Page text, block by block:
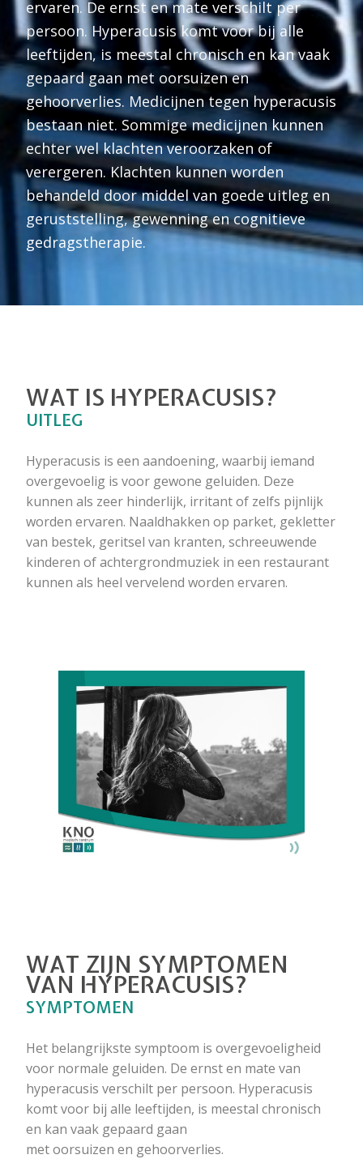
ervaren. De ernst en mate verschilt per
persoon. Hyperacusis komt voor bij alle
leeftijden, is meestal chronisch en kan vaak
gepaard gaan met oorsuizen en
gehoorverlies. Medicijnen tegen hyperacusis
bestaan niet. Sommige medicijnen kunnen
echter wel klachten veroorzaken of
verergeren. Klachten kunnen worden
behandeld door middel van goede uitleg en
geruststelling, gewenning en cognitieve
gedragstherapie.
WAT IS HYPERACUSIS?
UITLEG
Hyperacusis is een aandoening, waarbij iemand
overgevoelig is voor gewone geluiden. Deze
kunnen als zeer hinderlijk, irritant of zelfs pijnlijk
worden ervaren. Naaldhakken op parket, gekletter
van bestek, geritsel van kranten, schreeuwende
kinderen of achtergrondmuziek in een restaurant
kunnen als heel vervelend worden ervaren.
WAT ZIJN SYMPTOMEN
VAN HYPERACUSIS?
SYMPTOMEN
Het belangrijkste symptoom is overgevoeligheid
voor normale geluiden. De ernst en mate van
hyperacusis verschilt per persoon. Hyperacusis
komt voor bij alle leeftijden, is meestal chronisch
en kan vaak gepaard gaan
met oorsuizen en gehoorverlies.